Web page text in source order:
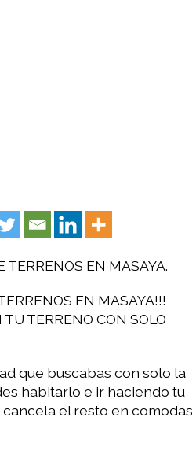
TERRENOS EN MASAYA.
EN MASAYA!!!
TERRENO CON SOLO
que buscabas con solo la
habitarlo e ir haciendo tu
el resto en comodas